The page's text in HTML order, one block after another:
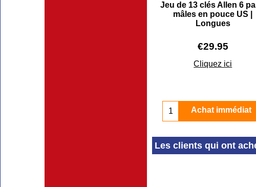
Jeu de 13 clés Allen 6
mâles en pouce US |
Longues
€29.95
Cliquez ici
Achat immédiat
Les clients qui ont